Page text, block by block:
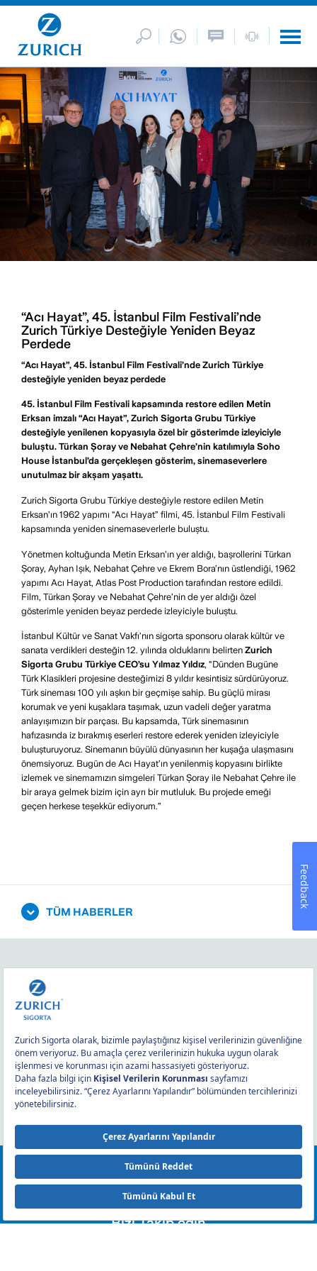
“Acı Hayat”, 45. İstanbul Film Festivali’nde
Zurich Türkiye Desteğiyle Yeniden Beyaz
Perdede
“Acı Hayat”, 45. İstanbul Film Festivali’nde Zurich Türkiye
desteğiyle yeniden beyaz perdede
45. İstanbul Film Festivali kapsamında restore edilen Metin
Erksan imzalı “Acı Hayat”, Zurich Sigorta Grubu Türkiye
desteğiyle yenilenen kopyasıyla özel bir gösterimde izleyiciyle
buluştu. Türkan Şoray ve Nebahat Çehre’nin katılımıyla Soho
House İstanbul’da gerçekleşen gösterim, sinemaseverlere
unutulmaz bir akşam yaşattı.
Zurich Sigorta Grubu Türkiye desteğiyle restore edilen Metin
Erksan’ın 1962 yapımı “Acı Hayat” filmi, 45. İstanbul Film Festivali
kapsamında yeniden sinemaseverlerle buluştu.
Yönetmen koltuğunda Metin Erksan’ın yer aldığı, başrollerini Türkan
Şoray, Ayhan Işık, Nebahat Çehre ve Ekrem Bora’nın üstlendiği, 1962
yapımı Acı Hayat, Atlas Post Production tarafından restore edildi.
Film, Türkan Şoray ve Nebahat Çehre’nin de yer aldığı özel
gösterimle yeniden beyaz perdede izleyiciyle buluştu.
İstanbul Kültür ve Sanat Vakfı’nın sigorta sponsoru olarak kültür ve
sanata verdikleri desteğin 12. yılında olduklarını belirten Zurich
Sigorta Grubu Türkiye CEO’su Yılmaz Yıldız, “Dünden Bugüne
Türk Klasikleri projesine desteğimizi 8 yıldır kesintisiz sürdürüyoruz.
Türk sineması 100 yılı aşkın bir geçmişe sahip. Bu güçlü mirası
korumak ve yeni kuşaklara taşımak, uzun vadeli değer yaratma
anlayışımızın bir parçası. Bu kapsamda, Türk sinemasının
hafızasında iz bırakmış eserleri restore ederek yeniden izleyiciyle
buluşturuyoruz. Sinemanın büyülü dünyasının her kuşağa ulaşmasını
önemsiyoruz. Bugün de Acı Hayat’ın yenilenmiş kopyasını birlikte
izlemek ve sinemamızın simgeleri Türkan Şoray ile Nebahat Çehre ile
bir araya gelmek bizim için ayrı bir mutluluk. Bu projede emeği
geçen herkese teşekkür ediyorum.”
TÜM HABERLER
0212 393 2000
Bizi Takip edin
Feedback